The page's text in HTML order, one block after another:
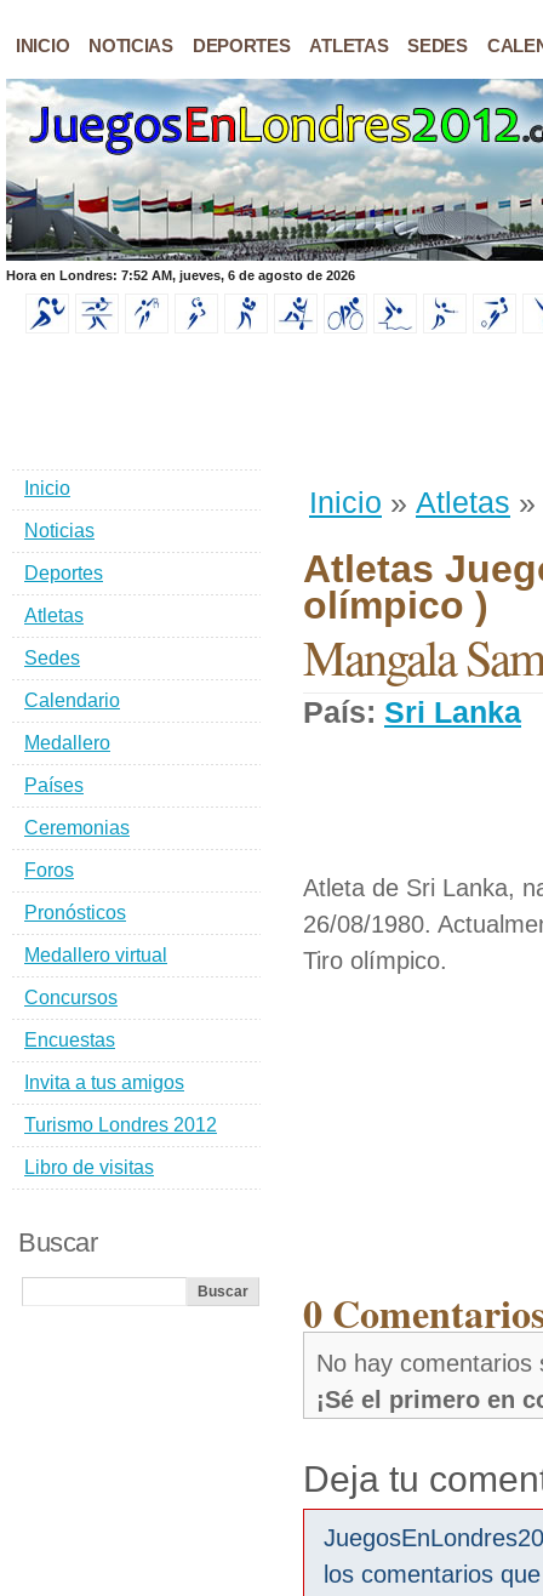
INICIO NOTICIAS DEPORTES ATLETAS SEDES
Hora en Londres: 7:52 AM, jueves, 6 de agosto de 2026
Inicio » Atletas »
Atletas
olímpico )
Mangala
País: Sri Lanka
Atleta de Sri Lanka,
26/08/1980.
Tiro olímpico.
0
No hay comentarios
¡Sé el primero en
Deja tu
los comentarios
Inicio
Noticias
Deportes
Atletas
Sedes
Calendario
Medallero
Países
Ceremonias
Foros
Pronósticos
Medallero virtual
Concursos
Encuestas
Invita a tus amigos
Turismo Londres 2012
Libro de visitas
Buscar